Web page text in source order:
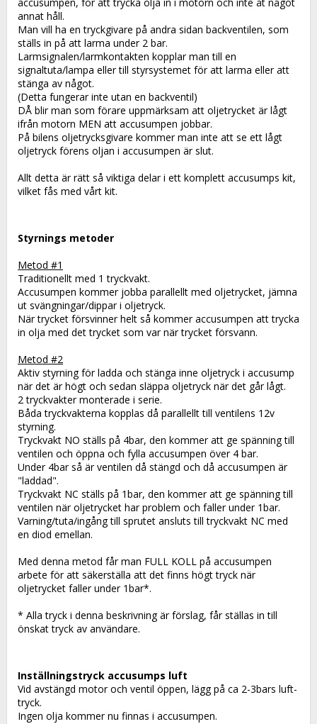
annat håll.
Man vill ha en tryckgivare på andra sidan backventilen, som
ställs in på att larma under 2 bar.
Larmsignalen/larmkontakten kopplar man till en
signaltuta/lampa eller till styrsystemet för att larma eller att
stänga av något.
(Detta fungerar inte utan en backventil)
DÅ blir man som förare uppmärksam att oljetrycket är lågt
ifrån motorn MEN att accusumpen jobbar.
På bilens oljetrycksgivare kommer man inte att se ett lågt
oljetryck förens oljan i accusumpen är slut.
Allt detta är rätt så viktiga delar i ett komplett accusumps kit,
vilket fås med vårt kit.
Styrnings metoder
Metod #1
Traditionellt med 1 tryckvakt.
Accusumpen kommer jobba parallellt med oljetrycket, jämna
ut svängningar/dippar i oljetryck.
När trycket försvinner helt så kommer accusumpen att trycka
in olja med det trycket som var när trycket försvann.
Metod #2
Aktiv styrning för ladda och stänga inne oljetryck i accusump
när det är högt och sedan släppa oljetryck när det går lågt.
2 tryckvakter monterade i serie.
Båda tryckvakterna kopplas då parallellt till ventilens 12v
styrning.
Tryckvakt NO ställs på 4bar, den kommer att ge spänning till
ventilen och öppna och fylla accusumpen över 4 bar.
Under 4bar så är ventilen då stängd och då accusumpen är
"laddad".
Tryckvakt NC ställs på 1bar, den kommer att ge spänning till
ventilen när oljetrycket har problem och faller under 1bar.
Varning/tuta/ingång till sprutet ansluts till tryckvakt NC med
en diod emellan.
Med denna metod får man FULL KOLL på accusumpen
arbete för att säkerställa att det finns högt tryck när
oljetrycket faller under 1bar*.
* Alla tryck i denna beskrivning är förslag, får ställas in till
önskat tryck av användare.
Inställningstryck accusumps luft
Vid avstängd motor och ventil öppen, lägg på ca 2-3bars luft-
tryck.
Ingen olja kommer nu finnas i accusumpen.